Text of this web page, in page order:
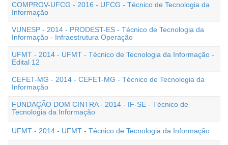
COMPROV-UFCG - 2016 - UFCG - Técnico de Tecnologia da
Informação
VUNESP - 2014 - PRODEST-ES - Técnico de Tecnologia da
Informação - Infraestrutura Operação
UFMT - 2014 - UFMT - Técnico de Tecnologia da Informação -
Edital 12
CEFET-MG - 2014 - CEFET-MG - Técnico de Tecnologia da
Informação
FUNDAÇÃO DOM CINTRA - 2014 - IF-SE - Técnico de
Tecnologia da Informação
UFMT - 2014 - UFMT - Técnico de Tecnologia da Informação